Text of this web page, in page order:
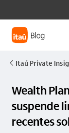
seta_esquerda Itaú Private
Wealth
suspende
recentes